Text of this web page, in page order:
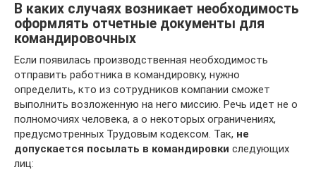
В каких случаях возникает необходимость
оформлять отчетные документы для
командировочных
Если появилась производственная необходимость
отправить работника в командировку, нужно
определить, кто из сотрудников компании сможет
выполнить возложенную на него миссию. Речь идет не о
полномочиях человека, а о некоторых ограничениях,
предусмотренных Трудовым кодексом. Так, не
допускается посылать в командировки следующих
лиц: